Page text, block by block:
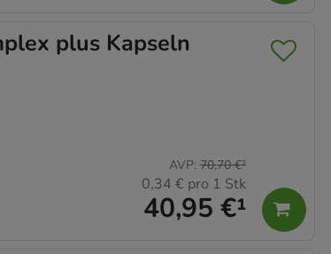
plus Kapseln
40,95 €¹
AVP: 70,70 €²
0,34 € pro 1 Stk